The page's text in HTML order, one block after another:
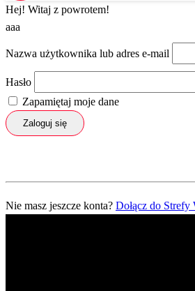
Hej! Witaj z powrotem!
aaa
Nazwa użytkownika lub adres e-mail
Hasło
Zapamiętaj moje dane
Zaloguj się
Nie masz jeszcze konta? Dołącz do Strefy